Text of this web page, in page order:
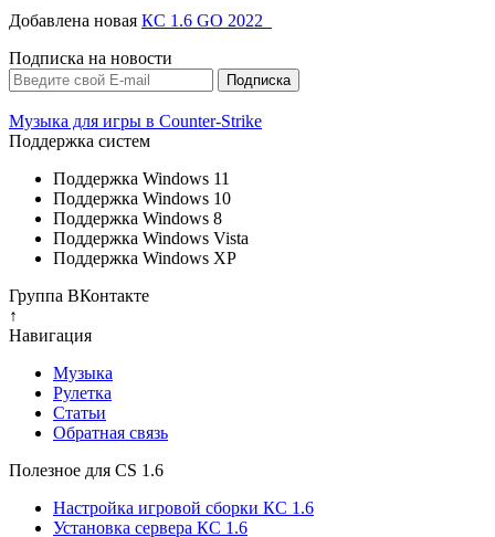
Добавлена новая КС 1.6 GO 2022
Подписка на новости
Музыка для игры в Counter-Strike
Поддержка систем
Поддержка Windows 11
Поддержка Windows 10
Поддержка Windows 8
Поддержка Windows Vista
Поддержка Windows XP
Группа ВКонтакте
↑
Навигация
Музыка
Рулетка
Cтатьи
Обратная связь
Полезное для CS 1.6
Настройка игровой сборки КС 1.6
Установка сервера КС 1.6